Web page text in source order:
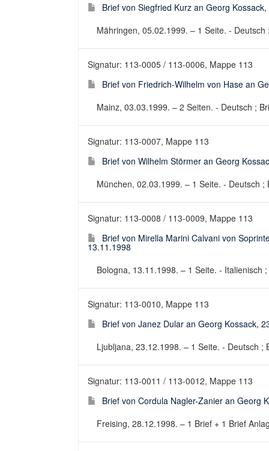
Brief von Siegfried Kurz an Georg
Mähringen, 05.02.1999. – 1 Seite. - Deutsch
Signatur: 113-0005 / 113-0006, Mappe 113
Brief von Friedrich-Wilhelm von Hase an
Mainz, 03.03.1999. – 2 Seiten. - Deutsch ;
Signatur: 113-0007, Mappe 113
Brief von Wilhelm Störmer an Georg
München, 02.03.1999. – 1 Seite. - Deutsch ;
Signatur: 113-0008 / 113-0009, Mappe 113
Brief von Mirella Marini Calvani von
13.11.1998
Bologna, 13.11.1998. – 1 Seite. - Italienisch
Signatur: 113-0010, Mappe 113
Brief von Janez Dular an Georg Kossack,
Ljubljana, 23.12.1998. – 1 Seite. - Deutsch ;
Signatur: 113-0011 / 113-0012, Mappe 113
Brief von Cordula Nagler-Zanier an Georg
Freising, 28.12.1998. – 1 Brief + 1 Brief